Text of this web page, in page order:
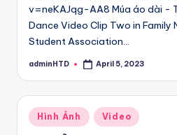
v=neKAJqg-AA8 Múa áo dài -
Dance Video Clip Two in
Student Association…
Posted
adminHTD April 5, 2023
Posted
in
Hình Ảnh Video